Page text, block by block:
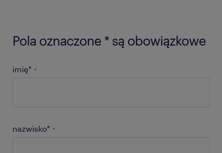
Pola oznaczone * są obowiązkowe
imię* *
nazwisko* *